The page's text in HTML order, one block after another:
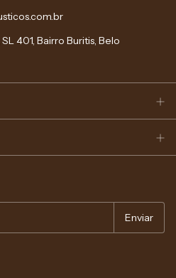
401, Bairro Buritis, Belo